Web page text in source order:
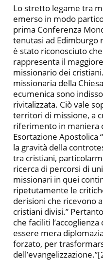
Lo stretto legame tra
emerso in modo
prima Conferenza
tenutasi ad Edimburgo
è stato riconosciuto
rappresenta il
missionario dei
missionaria della
ecumenica sono
rivitalizzata. Ciò vale
territori di missione, a
riferimento in maniera
Esortazione Apostolica
la gravità della
tra cristiani,
ricerca di percorsi di
missionari in quei
ripetutamente le
derisioni che ricevono
cristiani divisi.”
che faciliti
essere mera
forzato, per